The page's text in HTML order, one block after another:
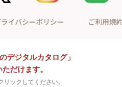
イバシーポリシー ご利用規
デジタルカタログ」
だけます。
リックしてください。